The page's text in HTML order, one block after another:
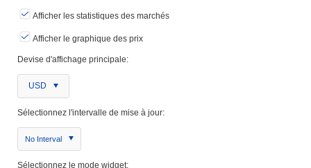
Afficher les statistiques des marchés
Afficher le graphique des prix
Devise d'affichage principale:
USD
Sélectionnez l'intervalle de mise à jour:
No Interval
Sélectionnez le mode widget: